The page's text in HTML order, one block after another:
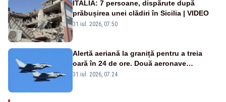
ITALIA: 7 persoane, dispărute după
prăbușirea unei clădiri în Sicilia | VIDEO
31 iul. 2026, 07:50
Alertă aeriană la graniță pentru a treia
oară în 24 de ore. Două aeronave
Eurofighter britanice au fost ridicate de la
31 iul. 2026, 07:24